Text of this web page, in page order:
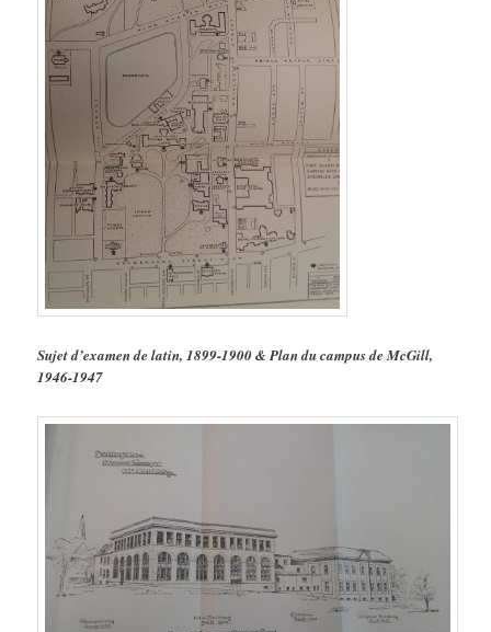
Sujet d’examen de latin, 1899-1900 & Plan du campus de McGill,
1946-1947